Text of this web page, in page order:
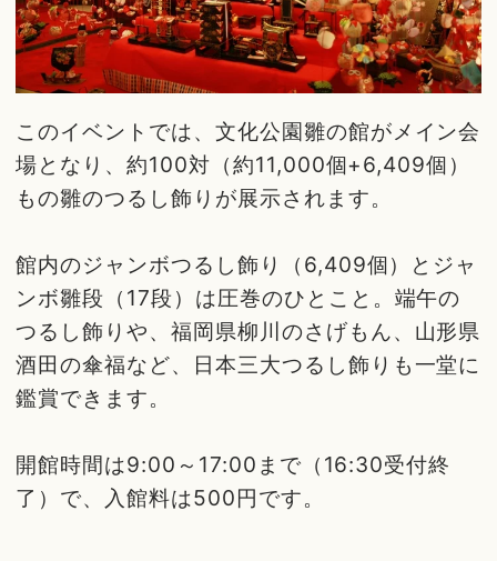
このイベントでは、文化公園雛の館がメイン会
場となり、約100対（約11,000個+6,409個）
もの雛のつるし飾りが展示されます。
館内のジャンボつるし飾り（6,409個）とジャ
ンボ雛段（17段）は圧巻のひとこと。端午の
つるし飾りや、福岡県柳川のさげもん、山形県
酒田の傘福など、日本三大つるし飾りも一堂に
鑑賞できます。
開館時間は9:00～17:00まで（16:30受付終
了）で、入館料は500円です。